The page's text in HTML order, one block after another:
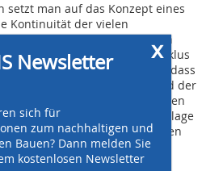
man auf das Konzept eines
Kontinuität der vielen
Daten, die in einem digitalen
in jeder Phase des Lebenszyklus
werden können, ohne dass
Übergaben kommt. Aufgrund der
von Flughäfen ist der rote Faden
Daten aus jedem Teil der Anlage
erfasst werden, können
Entscheidungsfindung bei
Projekts vorantreiben und
x
Newsletter
sich für
zum nachhaltigen und
Bauen? Dann melden Sie
kostenlosen Newsletter